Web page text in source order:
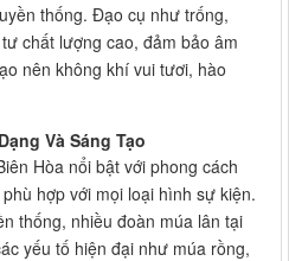
thống. Đạo cụ như trống,
chất lượng cao, đảm bảo âm
nên không khí vui tươi, hào
Và Sáng Tạo
Hòa nổi bật với phong cách
hợp với mọi loại hình sự kiện.
thống, nhiều đoàn múa lân tại
yếu tố hiện đại như múa rồng,